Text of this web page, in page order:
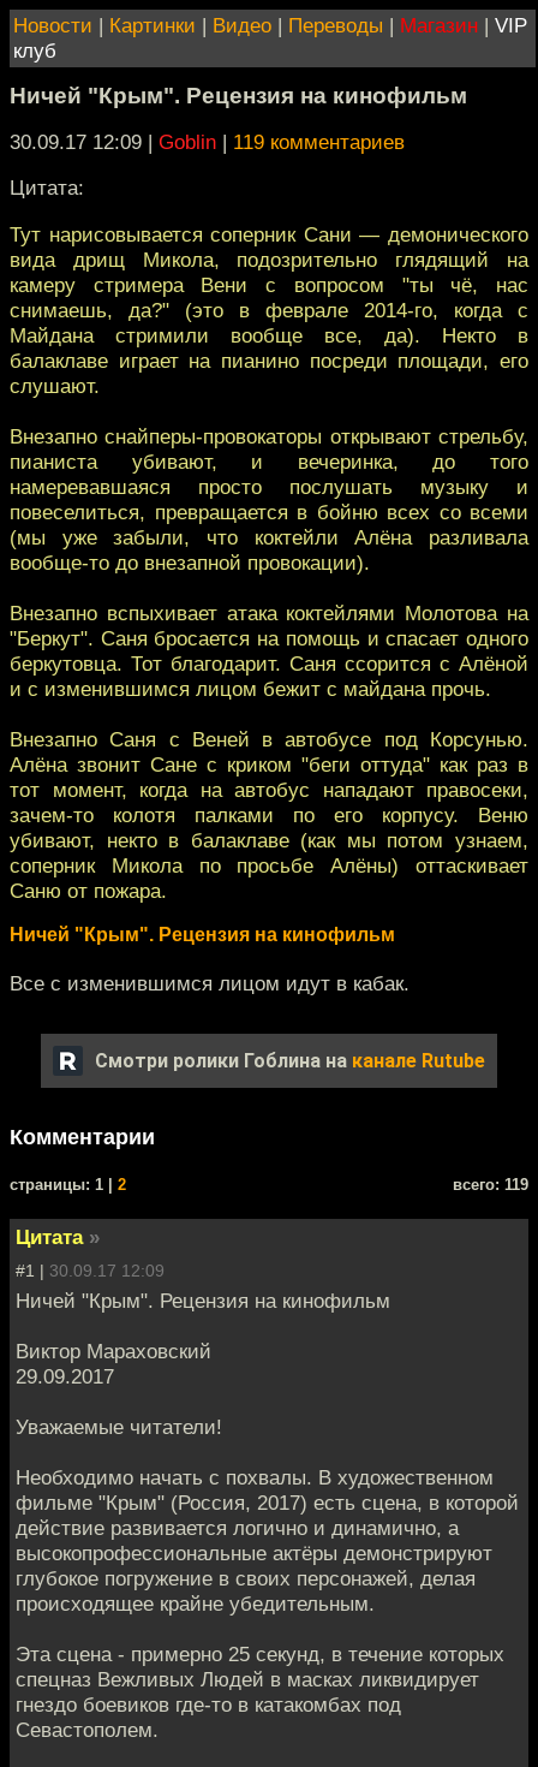
Новости | Картинки | Видео | Переводы | Магазин | VIP
клуб
Ничей "Крым". Рецензия на кинофильм
30.09.17 12:09 | Goblin | 119 комментариев
Цитата:
Тут нарисовывается соперник Сани — демонического
вида дрищ Микола, подозрительно глядящий на
камеру стримера Вени с вопросом "ты чё, нас
снимаешь, да?" (это в феврале 2014-го, когда с
Майдана стримили вообще все, да). Некто в
балаклаве играет на пианино посреди площади, его
слушают.
Внезапно снайперы-провокаторы открывают стрельбу,
пианиста убивают, и вечеринка, до того
намеревавшаяся просто послушать музыку и
повеселиться, превращается в бойню всех со всеми
(мы уже забыли, что коктейли Алёна разливала
вообще-то до внезапной провокации).
Внезапно вспыхивает атака коктейлями Молотова на
"Беркут". Саня бросается на помощь и спасает одного
беркутовца. Тот благодарит. Саня ссорится с Алёной
и с изменившимся лицом бежит с майдана прочь.
Внезапно Саня с Веней в автобусе под Корсунью.
Алёна звонит Сане с криком "беги оттуда" как раз в
тот момент, когда на автобус нападают правосеки,
зачем-то колотя палками по его корпусу. Веню
убивают, некто в балаклаве (как мы потом узнаем,
соперник Микола по просьбе Алёны) оттаскивает
Саню от пожара.
Ничей "Крым". Рецензия на кинофильм
Все с изменившимся лицом идут в кабак.
Смотри ролики Гоблина на канале Rutube
Комментарии
cтраницы: 1 | 2 всего: 119
Цитата »
#1 | 30.09.17 12:09
Ничей "Крым". Рецензия на кинофильм
Виктор Мараховский
29.09.2017
Уважаемые читатели!
Необходимо начать с похвалы. В художественном
фильме "Крым" (Россия, 2017) есть сцена, в которой
действие развивается логично и динамично, а
высокопрофессиональные актёры демонстрируют
глубокое погружение в своих персонажей, делая
происходящее крайне убедительным.
Эта сцена - примерно 25 секунд, в течение которых
спецназ Вежливых Людей в масках ликвидирует
гнездо боевиков где-то в катакомбах под
Севастополем.